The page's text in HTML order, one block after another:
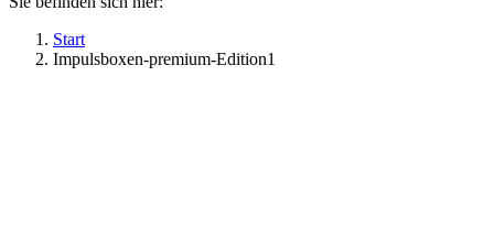
Start
Impulsboxen-premium-Edition1